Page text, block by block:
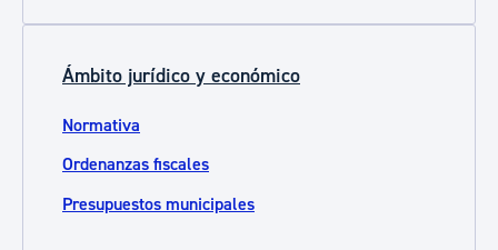
Ámbito jurídico y económico
Normativa
Ordenanzas fiscales
Presupuestos municipales